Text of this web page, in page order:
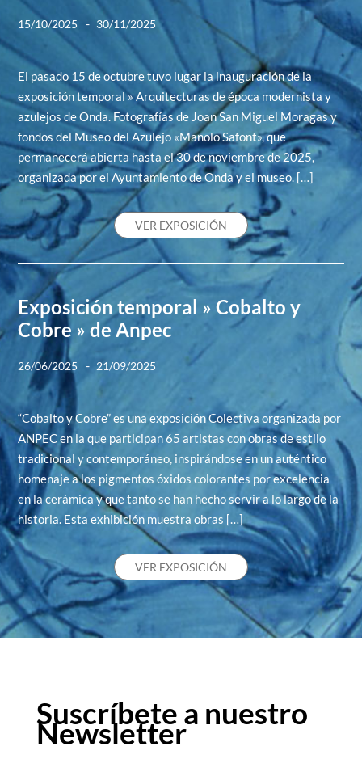
15/10/2025 - 30/11/2025
El pasado 15 de octubre tuvo lugar la inauguración de la
exposición temporal » Arquitecturas de época modernista y
azulejos de Onda. Fotografías de Joan San Miguel Moragas y
fondos del Museo del Azulejo «Manolo Safont», que
permanecerá abierta hasta el 30 de noviembre de 2025,
organizada por el Ayuntamiento de Onda y el museo. […]
VER EXPOSICIÓN
Exposición temporal » Cobalto y
Cobre » de Anpec
26/06/2025 - 21/09/2025
“Cobalto y Cobre” es una exposición Colectiva organizada por
ANPEC en la que participan 65 artistas con obras de estilo
tradicional y contemporáneo, inspirándose en un auténtico
homenaje a los pigmentos óxidos colorantes por excelencia
en la cerámica y que tanto se han hecho servir a lo largo de la
historia. Esta exhibición muestra obras […]
VER EXPOSICIÓN
Suscríbete a nuestro
Newsletter